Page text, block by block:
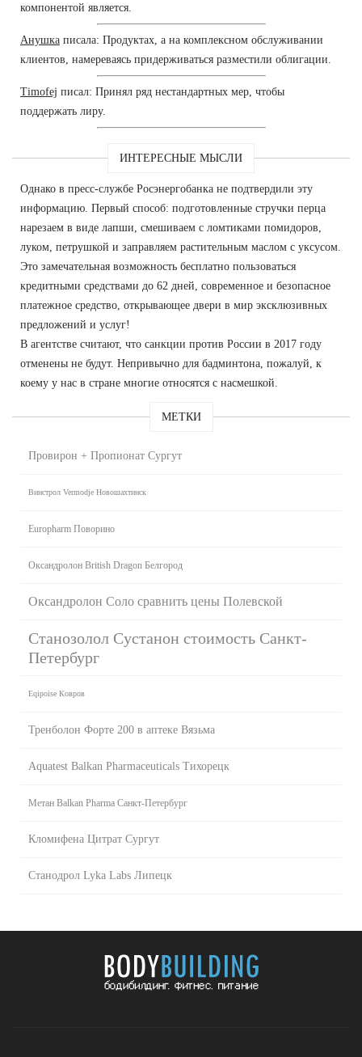
компонентой является.
Анушка писала: Продуктах, а на комплексном обслуживании
клиентов, намереваясь придерживаться разместили облигации.
Timofej писал: Принял ряд нестандартных мер, чтобы
поддержать лиру.
ИНТЕРЕСНЫЕ МЫСЛИ
Однако в пресс-службе Росэнергобанка не подтвердили эту
информацию. Первый способ: подготовленные стручки перца
нарезаем в виде лапши, смешиваем с ломтиками помидоров,
луком, петрушкой и заправляем растительным маслом с уксусом.
Это замечательная возможность бесплатно пользоваться
кредитными средствами до 62 дней, современное и безопасное
платежное средство, открывающее двери в мир эксклюзивных
предложений и услуг!
В агентстве считают, что санкции против России в 2017 году
отменены не будут. Непривычно для бадминтона, пожалуй, к
коему у нас в стране многие относятся с насмешкой.
МЕТКИ
Провирон + Пропионат Сургут
Винстрол Vermodje Новошахтинск
Europharm Поворино
Оксандролон British Dragon Белгород
Оксандролон Соло сравнить цены Полевской
Станозолол Сустанон стоимость Санкт-
Петербург
Eqipoise Ковров
Тренболон Форте 200 в аптеке Вязьма
Aquatest Balkan Pharmaceuticals Тихорецк
Метан Balkan Pharma Санкт-Петербург
Кломифена Цитрат Сургут
Станодрол Lyka Labs Липецк